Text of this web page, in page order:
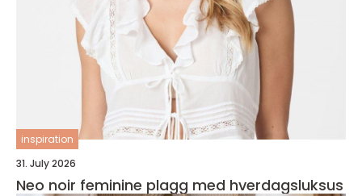
inspiration
31. July 2026
Neo noir feminine plagg med hverdagsluksus